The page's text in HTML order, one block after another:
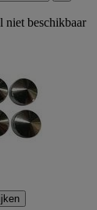
niet beschikbaar